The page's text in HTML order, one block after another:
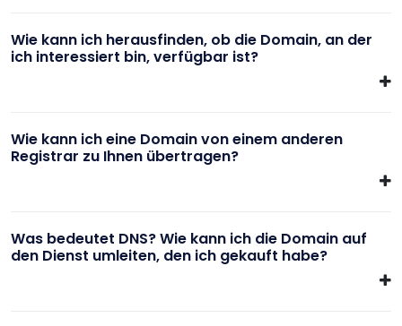
Wie kann ich herausfinden, ob die Domain, an der
ich interessiert bin, verfügbar ist?
Wie kann ich eine Domain von einem anderen
Registrar zu Ihnen übertragen?
Was bedeutet DNS? Wie kann ich die Domain auf
den Dienst umleiten, den ich gekauft habe?